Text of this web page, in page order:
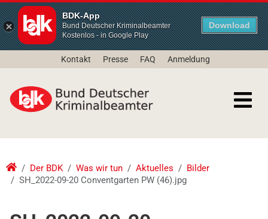
BDK-App
Bund Deutscher Kriminalbeamter
Kostenlos - in Google Play
Download
Kontakt Presse FAQ Anmeldung
Der BDK Was wir tun Aktuelles
Bilder
SH_2022-09-20 Conventgarten PW (46).jpg